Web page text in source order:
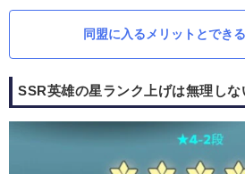
同盟に入るメリットとでき
SSR英雄の星ランク上げは無理しな